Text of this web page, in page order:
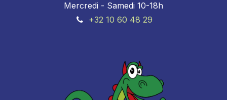
Mercredi - Samedi 10-18h
+32 10 60 48 29